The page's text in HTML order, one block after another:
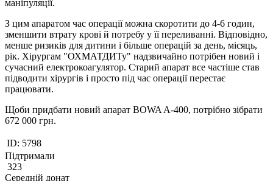
маніпуляції.
З цим апаратом час операції можна скоротити до 4-6 годин,
зменшити втрату крові й потребу у її переливанні. Відповідно,
менше ризиків для дитини і більше операцій за день, місяць,
рік. Хірургам "ОХМАТДИТу" надзвичайно потрібен новий і
сучасний електрокоагулятор. Старий апарат все частіше став
підводити хірургів і просто під час операції перестає
працювати.
Щоби придбати новий апарат BOWA A-400, потрібно зібрати
672 000 грн.
ID: 5798
Підтримали
323
Середній донат